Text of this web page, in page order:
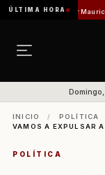
ÚLTIMA HORA
histórica [Por Mauricio Vidal
INICIO / POLÍTICA
VAMOS A EXPULSAR
POLÍTICA